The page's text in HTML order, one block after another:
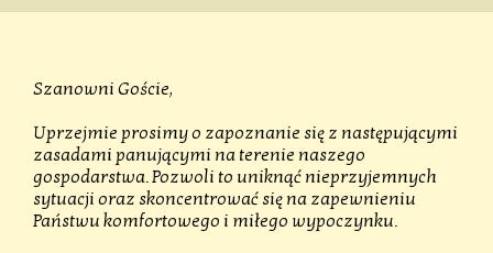
Szanowni Goście,
Uprzejmie prosimy o zapoznanie się z następującymi
zasadami panującymi na terenie naszego
gospodarstwa. Pozwoli to uniknąć nieprzyjemnych
sytuacji oraz skoncentrować się na zapewnieniu
Państwu komfortowego i miłego wypoczynku.